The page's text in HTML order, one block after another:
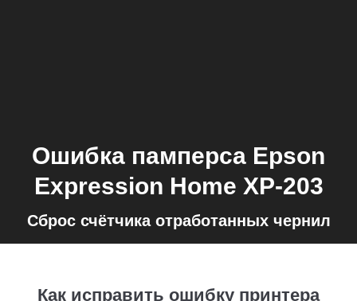
Ошибка памперса Epson
Expression Home XP-203
Сброс счётчика отработанных чернил
Как исправить ошибку принтера